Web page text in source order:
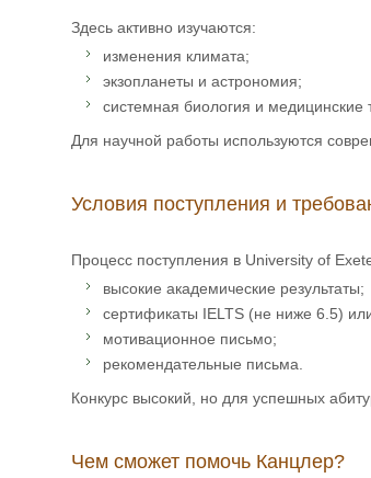
Здесь активно изучаются:
изменения климата;
экзопланеты и астрономия;
системная биология и медицинские
Для научной работы используются
Условия поступления и
Процесс поступления в University of
высокие академические результаты;
сертификаты IELTS (не ниже 6.5)
мотивационное письмо;
рекомендательные письма.
Конкурс высокий, но для успешных
Чем сможет помочь Канцлер?